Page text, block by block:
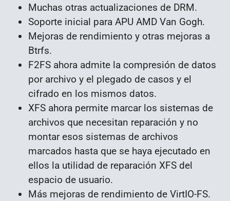
Muchas otras actualizaciones de DRM.
Soporte inicial para APU AMD Van Gogh.
Mejoras de rendimiento y otras mejoras a
Btrfs.
F2FS ahora admite la compresión de datos
por archivo y el plegado de casos y el
cifrado en los mismos datos.
XFS ahora permite marcar los sistemas de
archivos que necesitan reparación y no
montar esos sistemas de archivos
marcados hasta que se haya ejecutado en
ellos la utilidad de reparación XFS del
espacio de usuario.
Más mejoras de rendimiento de VirtIO-FS.